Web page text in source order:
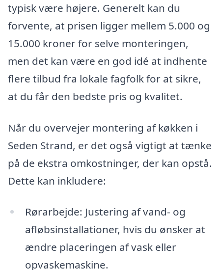
typisk være højere. Generelt kan du
forvente, at prisen ligger mellem 5.000 og
15.000 kroner for selve monteringen,
men det kan være en god idé at indhente
flere tilbud fra lokale fagfolk for at sikre,
at du får den bedste pris og kvalitet.
Når du overvejer montering af køkken i
Seden Strand, er det også vigtigt at tænke
på de ekstra omkostninger, der kan opstå.
Dette kan inkludere:
Rørarbejde: Justering af vand- og
afløbsinstallationer, hvis du ønsker at
ændre placeringen af vask eller
opvaskemaskine.